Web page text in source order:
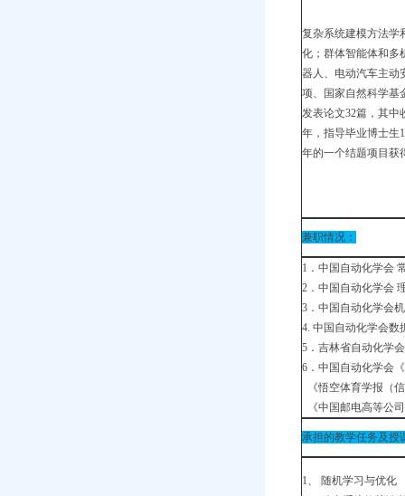
复杂系统建模方法学
化；群体智能体和多
器人、电动汽车主动
项、国家自然科学基
发表论文32篇，其中
年，指导毕业博士生
年的一个结题项目获
兼职情况：
1．中国自动化学会
2．中国自动化学会
3．中国自动化学会
4. 中国自动化学会数
5．吉林省自动化学
6．中国自动化学会
《悟空体育学报（
《中国邮电高等公
承担的教学任务及授
1、 随机学习与优化